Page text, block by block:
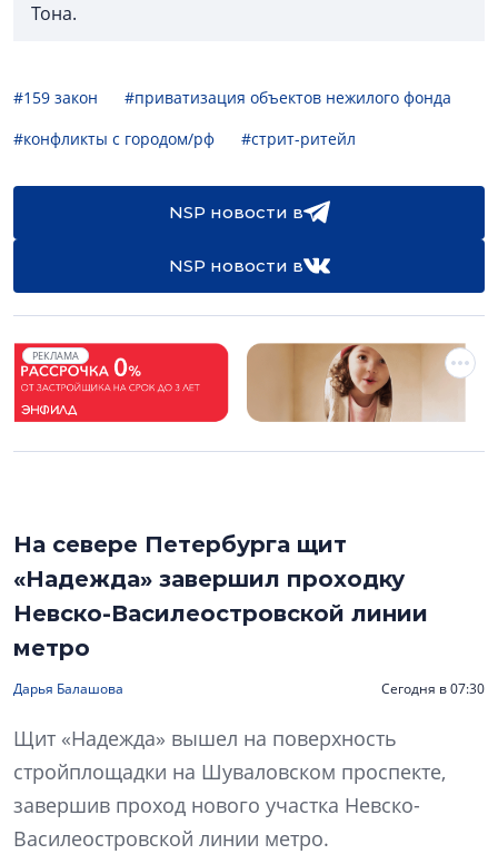
Тона.
#159 закон
#приватизация объектов нежилого фонда
#конфликты с городом/рф
#стрит-ритейл
NSP новости в
NSP новости в
РЕКЛАМА
На севере Петербурга щит
«Надежда» завершил проходку
Невско-Василеостровской линии
метро
Дарья Балашова Сегодня в 07:30
Щит «Надежда» вышел на поверхность
стройплощадки на Шуваловском проспекте,
завершив проход нового участка Невско-
Василеостровской линии метро.